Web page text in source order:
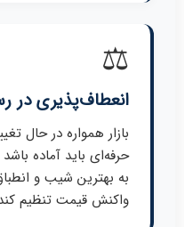
⚖️
انعطاف‌پذیری در
بازار همواره در حال
به بهترین شیب و
واکنش قیمت تنظیم